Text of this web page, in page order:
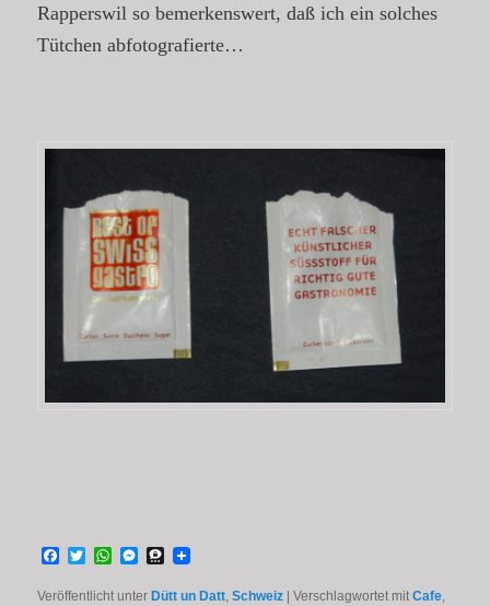
Rapperswil so bemerkenswert, daß ich ein solches
Tütchen abfotografierte…
Facebook
TwitterWhatsApp
Messenger
Threema
Veröffentlicht unter Dütt un Datt,Schweiz |Verschlagwortet mit Cafe,